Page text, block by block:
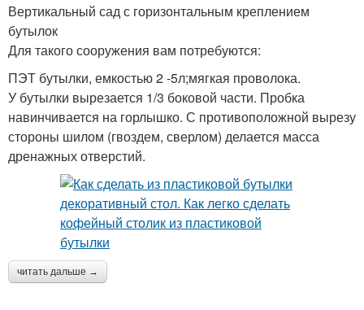
Вертикальный сад с горизонтальным креплением
бутылок
Для такого сооружения вам потребуются:
ПЭТ бутылки, емкостью 2 -5л;мягкая проволока.
У бутылки вырезается 1/3 боковой части. Пробка
навинчивается на горлышко. С противоположной вырезу
стороны шилом (гвоздем, сверлом) делается масса
дренажных отверстий.
читать дальше →